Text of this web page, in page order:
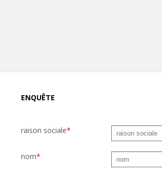
ENQUÊTE
raison sociale*
nom*